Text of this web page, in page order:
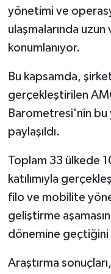
yönetimi ve
ulaşmalarında
konumlanıyor.
Bu kapsamda,
gerçekleştirilen
Barometresi'nin bu
paylaşıldı.
Toplam 33 ülkede
katılımıyla
filo ve mobilite
geliştirme
dönemine
Araştırma